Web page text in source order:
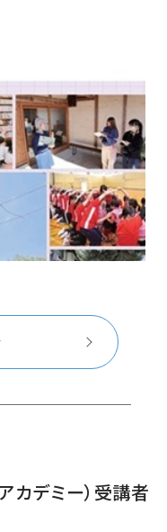
カデミー）受講者